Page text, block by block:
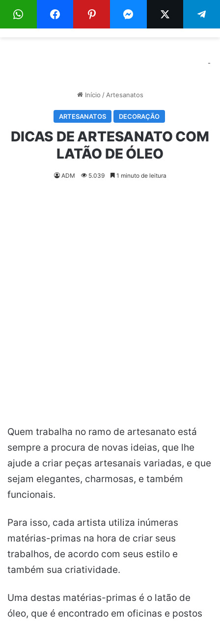
Menu
-
Início / Artesanatos
ARTESANATOS DECORAÇÃO
DICAS DE ARTESANATO COM
LATÃO DE ÓLEO
ADM 5.039 1 minuto de leitura
Quem trabalha no ramo de artesanato está
sempre a procura de novas ideias, que lhe
ajude a criar peças artesanais variadas, e que
sejam elegantes, charmosas, e também
funcionais.
Para isso, cada artista utiliza inúmeras
matérias-primas na hora de criar seus
trabalhos, de acordo com seus estilo e
também sua criatividade.
Uma destas matérias-primas é o latão de
óleo, que é encontrado em oficinas e postos